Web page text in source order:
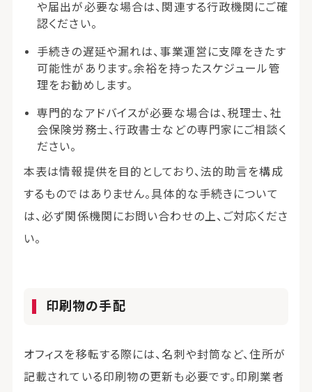
や届出が必要な場合は、関連する行政機関にご確
認ください。
手続きの遅延や漏れは、事業運営に支障をきたす
可能性があります。余裕を持ったスケジュール管
理をお勧めします。
専門的なアドバイスが必要な場合は、税理士、社
会保険労務士、行政書士などの専門家にご相談く
ださい。
本表は情報提供を目的としており、法的助言を構成
するものではありません。具体的な手続きについて
は、必ず関係機関にお問い合わせの上、ご対応くださ
い。
印刷物の手配
オフィスを移転する際には、名刺や封筒など、住所が
記載されている印刷物の更新も必要です。印刷業者